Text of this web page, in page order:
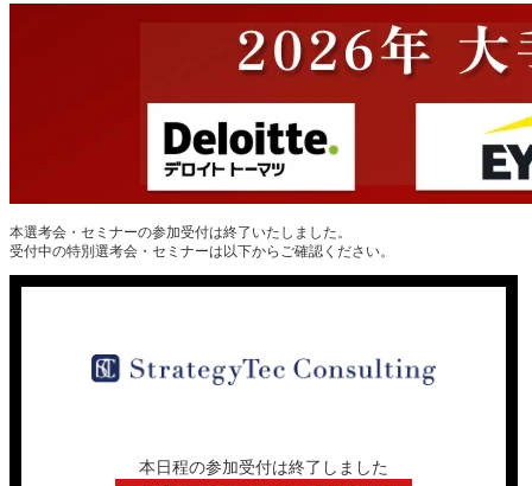
本選考会・セミナーの参加受付は終了いたしました。
受付中の特別選考会・セミナーは以下からご確認ください。
本日程の参加受付は終了しました